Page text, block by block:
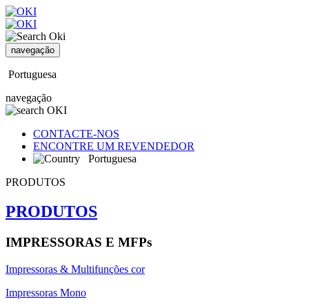
navegação
Portuguesa
navegação
CONTACTE-NOS
ENCONTRE UM REVENDEDOR
Portuguesa
PRODUTOS
PRODUTOS
IMPRESSORAS E MFPs
Impressoras & Multifunções cor
Impressoras Mono